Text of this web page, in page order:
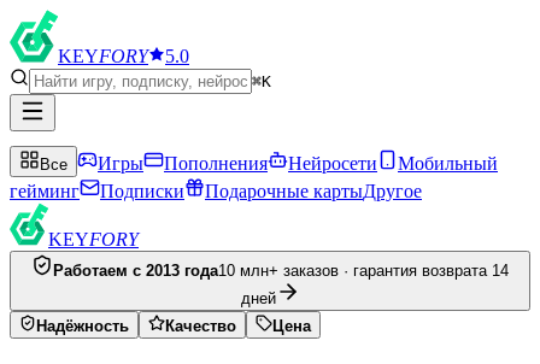
KEYFORY 5.0
⌘K
Все Игры Пополнения Нейросети
Мобильный
гейминг
Подписки Подарочные картыДругое
KEYFORY
Работаем с 2013 года10 млн+ заказов · гарантия возврата 14
дней
Надёжность
Качество Цена